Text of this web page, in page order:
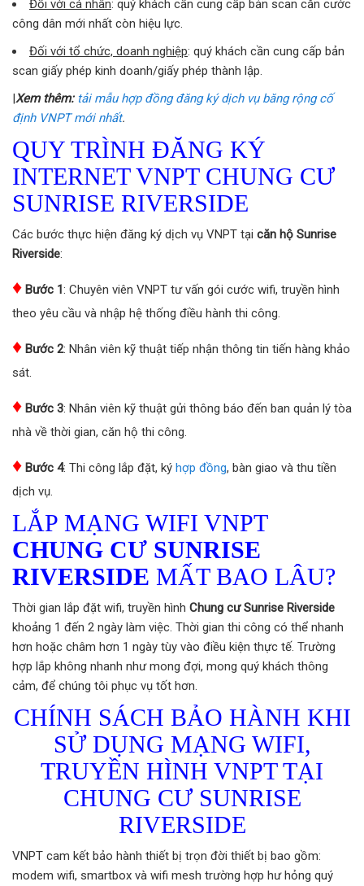
Đối với cá nhân: quý khách cần cung cấp bản scan căn cước
công dân mới nhất còn hiệu lực.
Đối với tổ chức, doanh nghiệp: quý khách cần cung cấp bản
scan giấy phép kinh doanh/giấy phép thành lập.
|Xem thêm: tải mẫu hợp đồng đăng ký dịch vụ băng rộng cố
định VNPT mới nhất.
QUY TRÌNH ĐĂNG KÝ
INTERNET VNPT CHUNG CƯ
SUNRISE RIVERSIDE
Các bước thực hiện đăng ký dịch vụ VNPT tại căn hộ Sunrise
Riverside:
♦ Bước 1: Chuyên viên VNPT tư vấn gói cước wifi, truyền hình
theo yêu cầu và nhập hệ thống điều hành thi công.
♦ Bước 2: Nhân viên kỹ thuật tiếp nhận thông tin tiến hàng khảo
sát.
♦ Bước 3: Nhân viên kỹ thuật gửi thông báo đến ban quản lý tòa
nhà về thời gian, căn hộ thi công.
♦ Bước 4: Thi công lắp đặt, ký hợp đồng, bàn giao và thu tiền
dịch vụ.
LẮP MẠNG WIFI VNPT
CHUNG CƯ SUNRISE
RIVERSIDE MẤT BAO LÂU?
Thời gian lắp đặt wifi, truyền hình Chung cư Sunrise Riverside
khoảng 1 đến 2 ngày làm việc. Thời gian thi công có thể nhanh
hơn hoặc châm hơn 1 ngày tùy vào điều kiện thực tế. Trường
hợp lắp không nhanh như mong đợi, mong quý khách thông
cảm, để chúng tôi phục vụ tốt hơn.
CHÍNH SÁCH BẢO HÀNH KHI
SỬ DỤNG MẠNG WIFI,
TRUYỀN HÌNH VNPT TẠI
CHUNG CƯ SUNRISE
RIVERSIDE
VNPT cam kết bảo hành thiết bị trọn đời thiết bị bao gồm:
modem wifi, smartbox và wifi mesh trường hợp hư hỏng quý